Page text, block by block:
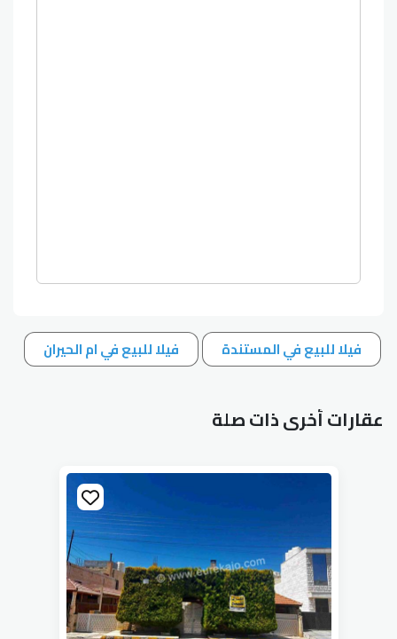
فيلا للبيع في المستندة فيلا للبيع في ام الحيران
عقارات أخرى ذات صلة